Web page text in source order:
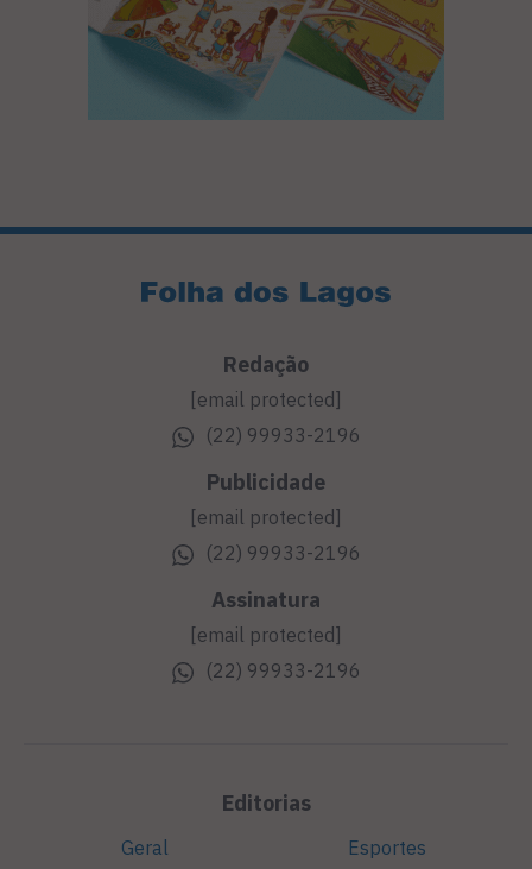
Redação
[email protected]
(22) 99933-2196
Publicidade
[email protected]
(22) 99933-2196
Assinatura
[email protected]
(22) 99933-2196
Editorias
Geral
Esportes